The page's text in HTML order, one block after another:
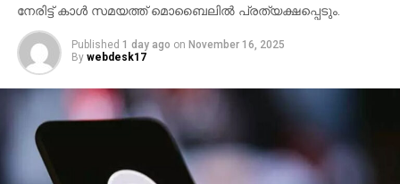
DON'T MISS
നോട്ടുകള്‍ പിന്‍വലിച്ചത് ആര്‍.ബി.ഐ
നിര്‍ദേശപ്രകാരമെന്ന് രവിശങ്കര്‍ പ്രസാദ്
നേരിട്ട് കാള്‍ സമയത്ത് മൊബൈലില്‍ പ്രത്യക്ഷപ്പെടും.
Published 1 day ago on November 16, 2025
By webdesk17